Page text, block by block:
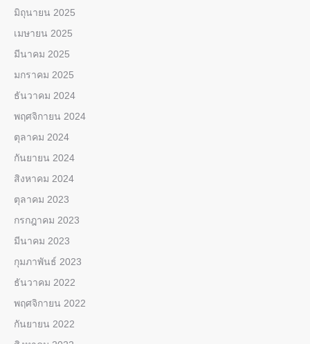
มิถุนายน 2025
เมษายน 2025
มีนาคม 2025
มกราคม 2025
ธันวาคม 2024
พฤศจิกายน 2024
ตุลาคม 2024
กันยายน 2024
สิงหาคม 2024
ตุลาคม 2023
กรกฎาคม 2023
มีนาคม 2023
กุมภาพันธ์ 2023
ธันวาคม 2022
พฤศจิกายน 2022
กันยายน 2022